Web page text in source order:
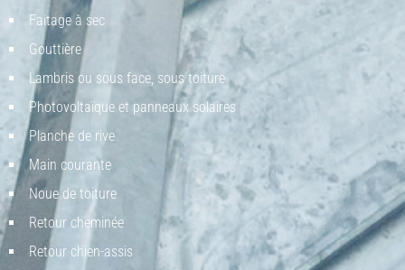
Faitage à sec
Gouttière
Lambris ou sous face, sous toiture
Photovoltaïque et panneaux solaires
Planche de rive
Main courante
Noue de toiture
Retour cheminée
Retour chien-assis